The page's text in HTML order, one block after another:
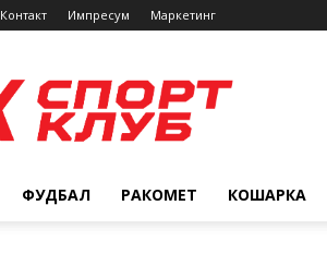
Контакт Импресум Маркетинг
ФУДБАЛ РАКОМЕТ КОШАРКА